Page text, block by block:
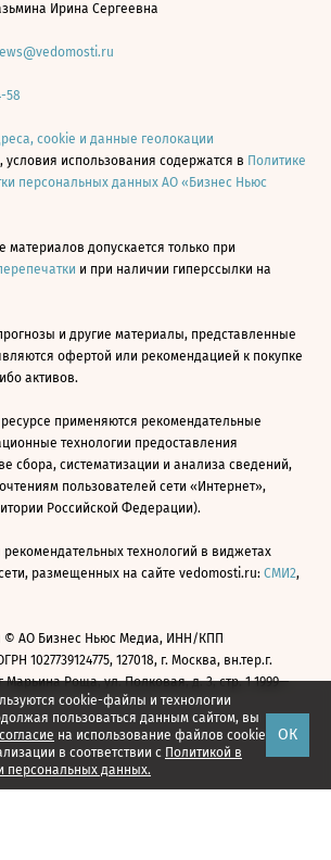
cookie-файлы и технологии
пользоваться данным сайтом, вы
согласие на использование файлов cookie
в соответствии с Политикой в
персональных данных.
ОК
Ирина Сергеевна
58
cookie и данные геолокации
условия использования содержатся в Политике
персональных данных АО «Бизнес Ньюс
допускается только при
и при наличии гиперссылки на
и другие материалы, представленные
офертой или рекомендацией к покупке
активов.
применяются рекомендательные
технологии предоставления
сбора, систематизации и анализа сведений,
пользователей сети «Интернет»,
Российской Федерации).
технологий в виджетах
размещенных на сайте vedomosti.ru: СМИ2,
© АО Бизнес Ньюс Медиа, ИНН/КПП
1027739124775, 127018, г. Москва, вн.тер.г.
Роща, ул. Полковая, д. 3, стр. 1 1999—